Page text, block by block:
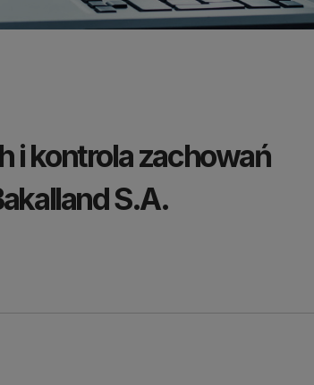
i kontrola zachowań
S.A.